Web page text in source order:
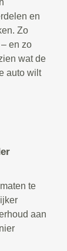
en
Zo
en zo
wat de
auto wilt
te
aan